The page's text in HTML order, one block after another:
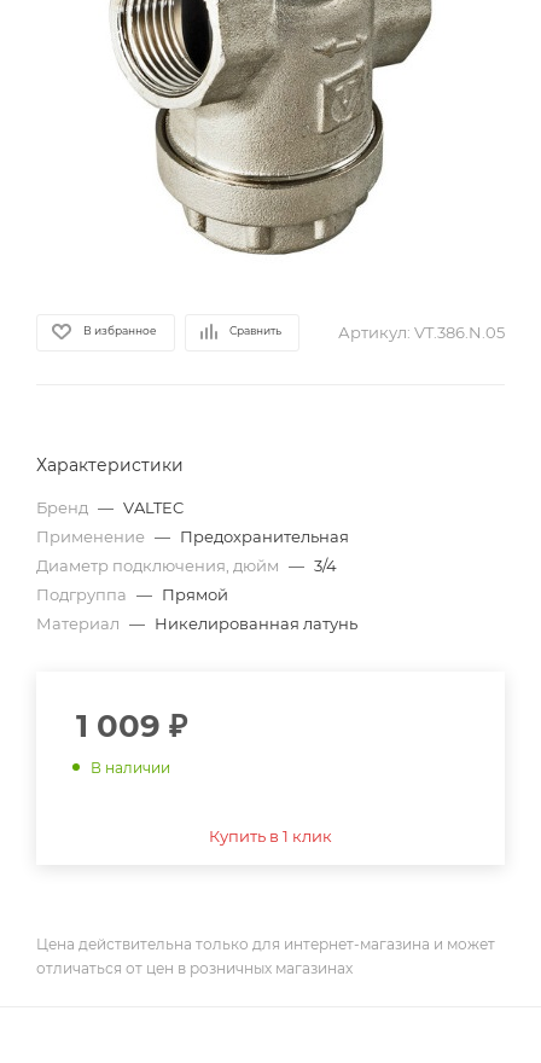
В избранное Сравнить Артикул: VT.386.N.05
Характеристики
Бренд — VALTEC
Применение — Предохранительная
Диаметр подключения, дюйм — 3/4
Подгруппа — Прямой
Материал — Никелированная латунь
1 009 ₽
В наличии
Купить в 1 клик
Цена действительна только для интернет-магазина и может
отличаться от цен в розничных магазинах